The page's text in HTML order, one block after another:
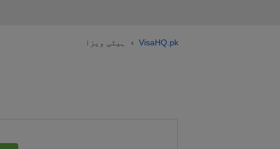
VisaHQ.pk
› ہیٹی ویزا